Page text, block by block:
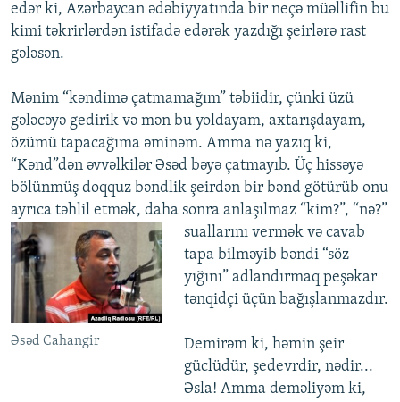
edər ki, Azərbaycan ədəbiyyatında bir neçə müəllifin bu
kimi təkrirlərdən istifadə edərək yazdığı şeirlərə rast
gələsən.
Mənim “kəndimə çatmamağım” təbiidir, çünki üzü
gələcəyə gedirik və mən bu yoldayam, axtarışdayam,
özümü tapacağıma əminəm. Amma nə yazıq ki,
“Kənd”dən əvvəlkilər Əsəd bəyə çatmayıb. Üç hissəyə
bölünmüş doqquz bəndlik şeirdən bir bənd götürüb onu
ayrıca təhlil etmək, daha sonra anlaşılmaz “kim?”, “nə?”
suallarını vermək
Əsəd Cahangir
və cavab
tapa bilməyib bəndi “söz
yığını” adlandırmaq peşəkar
tənqidçi üçün bağışlanmazdır.
Demirəm ki, həmin şeir
güclüdür, şedevrdir, nədir...
Əsla! Amma deməliyəm ki,